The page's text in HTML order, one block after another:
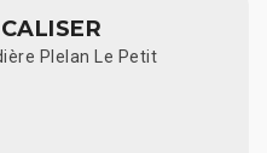
Plelan Le Petit